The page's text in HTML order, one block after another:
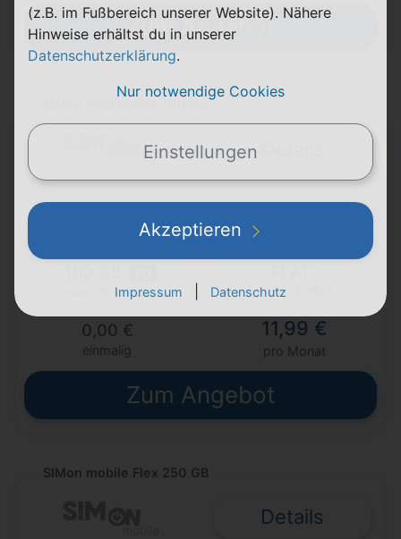
Zum Angebot
Vodafone (D2)
max. 150 Mbit/s Telefon & SMS
0,00 €
einmalig
11,99 €
pro Monat
Zum Angebot
SIMon mobile Flex 250 GB
Details
(z.B. im Fußbereich unserer Website). Nähere
Hinweise erhältst du in unserer
Datenschutzerklärung.
Nur notwendige Cookies
Einstellungen
Akzeptieren
Impressum Datenschutz